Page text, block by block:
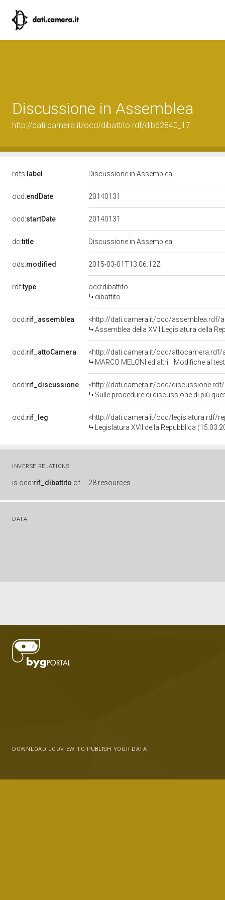
Discussione in Assemblea
http://dati.camera.it/ocd/dibattito.rdf/dib62840_17
rdfs: label Discussione in Assemblea
ocd:endDate 20140131
ocd:startDate 20140131
dc:title Discussione in Assemblea
ods:modified 2015-03-01T13:06:12Z
rdf:type
ocd:dibattito
dibattito
ocd:rif_assemblea
<http://dati.camera.it/ocd/assemblea.rdf/
Assemblea della XVII Legislatura della
ocd:rif_attoCamera
<http://dati.camera.it/ocd/attocamera.rdf/
MARCO MELONI ed altri: "Modifiche al testo unico delle leggi recanti norme per la elezione della
ocd:rif_discussione
<http://dati.camera.it/ocd/discussione.rdf/
Sulle procedure di discussione di più questioni pregiudiziali e per il rinvio del provvedimento
ocd:rif_leg
<http://dati.camera.it/ocd/legislatura.rdf/
Legislatura XVII della Repubblica
INVERSE RELATIONS
is ocd:rif_dibattito of 28 resources
DATA
DOWNLOAD LODVIEW TO PUBLISH YOUR DATA